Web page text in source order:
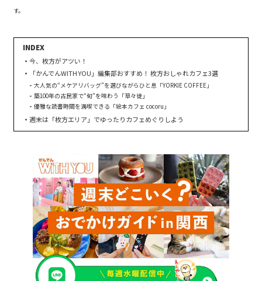
す。
今、枚方がアツい！
「かんでんWITH YOU」編集部おすすめ！ 枚方おしゃれカフェ3選
大人気の“メケアリバッグ”を選びながらひと息「YORKIE COFFEE」
築100年の古民家で“旬”を味わう「草々徒」
優雅な読書時間を満喫できる「絵本カフェ cocoru」
週末は「枚方エリア」でゆったりカフェめぐりしよう